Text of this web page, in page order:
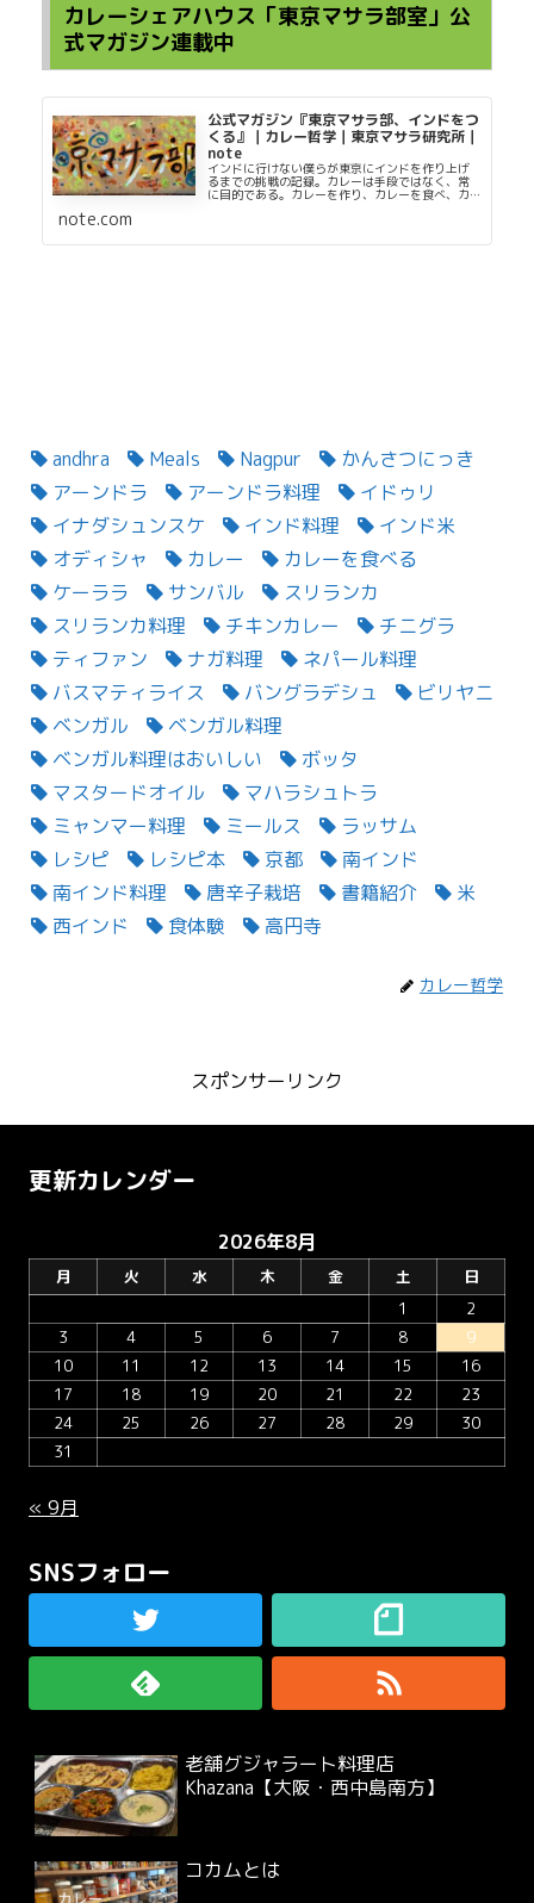
カレーシェアハウス「東京マサラ部室」公
式マガジン連載中
公式マガジン『東京マサラ部、インドをつ
くる』｜カレー哲学｜東京マサラ研究所｜
note
インドに行けない僕らが東京にインドを作り上げ
るまでの挑戦の記録。カレーは手段ではなく、常
に目的である。カレーを作り、カレーを食べ、カ
ラ部】記事の有料部分が全て読めます。月に2本以
note.com
andhra Meals Nagpur
かんさつにっき
アーンドラ
アーンドラ料理
イドゥリ
イナダシュンスケ
インド料理
インド米
オディシャ
カレー
カレーを食べる
ケーララ
サンバル
スリランカ
スリランカ料理
チキンカレー
チニグラ
ティファン
ナガ料理
ネパール料理
バスマティライス
バングラデシュ
ビリヤニ
ベンガル
ベンガル料理
ベンガル料理はおいしい
ボッタ
マスタードオイル
マハラシュトラ
ミャンマー料理
ミールス
ラッサム
レシピ
レシピ本 京都
南インド
南インド料理
唐辛子栽培 書籍紹介
米
西インド
食体験 高円寺
カレー哲学
スポンサーリンク
更新カレンダー
2026年8月
月 火 水 木 金 土
日
1
2
3
4 5 6 7 8
9
10
11 12 13 14 15
16
17
18 19 20 21 22
23
24
25 26 27 28 29
30
31
« 9月
SNSフォロー
老舗グジャラート料理店
Khazana【大阪・西中島南方】
コカムとは